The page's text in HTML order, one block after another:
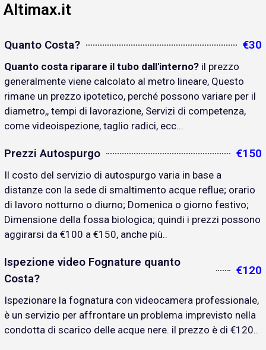
Altimax.it
Quanto Costa? €30
Quanto costa riparare il tubo dall'interno? il prezzo
generalmente viene calcolato al metro lineare, Questo
rimane un prezzo ipotetico, perché possono variare per il
diametro,, tempi di lavorazione, Servizi di competenza,
come videoispezione, taglio radici, ecc...
Prezzi Autospurgo €150
Il costo del servizio di autospurgo varia in base a
distanze con la sede di smaltimento acque reflue; orario
di lavoro notturno o diurno; Domenica o giorno festivo;
Dimensione della fossa biologica; quindi i prezzi possono
aggirarsi da €100 a €150, anche più..
Ispezione video Fognature quanto
Costa?
€120
Ispezionare la fognatura con videocamera professionale,
è un servizio per affrontare un problema imprevisto nella
condotta di scarico delle acque nere. il prezzo è di €120..